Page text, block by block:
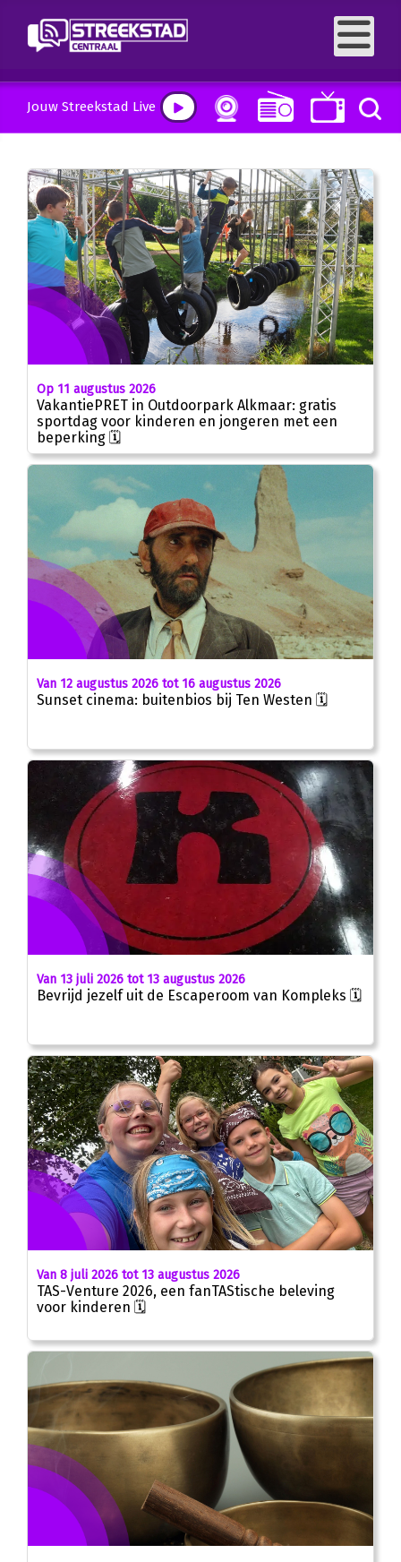
Jouw Streekstad Live
Op 11 augustus 2026
VakantiePRET in Outdoorpark Alkmaar: gratis
sportdag voor kinderen en jongeren met een
beperking 🗓
Van 12 augustus 2026 tot 16 augustus 2026
Sunset cinema: buitenbios bij Ten Westen 🗓
Van 13 juli 2026 tot 13 augustus 2026
Bevrijd jezelf uit de Escaperoom van Kompleks 🗓
Van 8 juli 2026 tot 13 augustus 2026
TAS-Venture 2026, een fanTAStische beleving
voor kinderen 🗓